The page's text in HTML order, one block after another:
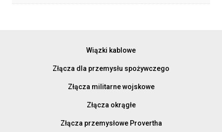
Wiązki kablowe
Złącza dla przemysłu spożywczego
Złącza militarne wojskowe
Złącza okrągłe
Złącza przemysłowe Provertha